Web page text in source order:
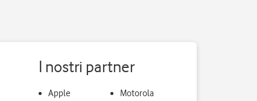
I nostri partner
Apple
Motorola